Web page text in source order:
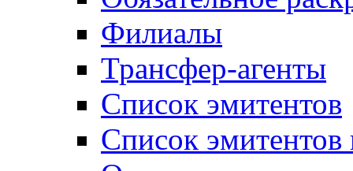
Филиалы
Трансфер-агенты
Список эмитентов
Список эмитентов